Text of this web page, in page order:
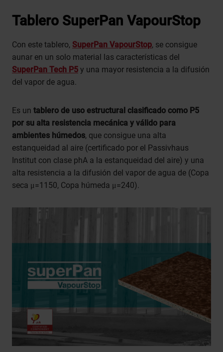
Tablero SuperPan VapourStop
Con este tablero, SuperPan VapourStop, se consigue
aunar en un solo material las características del
SuperPan Tech P5 y una mayor resistencia a la difusión
del vapor de agua.
Es un tablero de uso estructural clasificado como P5
por su alta resistencia mecánica y válido para
ambientes húmedos, que consigue una alta
estanqueidad al aire (certificado por el Passivhaus
Institut con clase phA a la estanqueidad del aire) y una
alta resistencia a la difusión del vapor de agua de (Copa
seca μ=1150, Copa húmeda μ=240).